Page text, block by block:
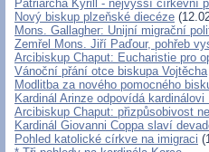
Patriarcha Kyrill - nejvyšší církevní
Nový biskup plzeňské diecéze
Mons. Gallagher: Unijní migrační
Zemřel Mons. Jiří Paďour, pohřeb
Arcibiskup Chaput: Eucharistie pro
Vánoční přání otce biskupa Vojtěcha
Modlitba za nového pomocného
Kardinál Arinze odpovídá kardinálovi
Arcibiskup Chaput: přizpůsobivost
Kardinál Giovanni Coppa slaví
Pohled katolické církve na imigraci